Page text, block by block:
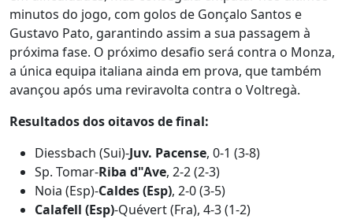
minutos do jogo, com golos de Gonçalo Santos e
Gustavo Pato, garantindo assim a sua passagem à
próxima fase. O próximo desafio será contra o Monza,
a única equipa italiana ainda em prova, que também
avançou após uma reviravolta contra o Voltregà.
Resultados dos oitavos de final:
Diessbach (Sui)-Juv. Pacense, 0-1 (3-8)
Sp. Tomar-Riba d"Ave, 2-2 (2-3)
Noia (Esp)-Caldes (Esp), 2-0 (3-5)
Calafell (Esp)-Quévert (Fra), 4-3 (1-2)